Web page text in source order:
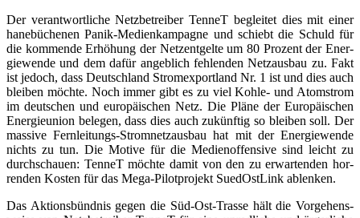
Der ver­ant­wort­li­che Netz­be­trei­ber Ten­neT beglei­tet dies mit einer
hane­bü­che­nen Panik-Medi­en­kam­pa­gne und schiebt die Schuld für
die kom­men­de Erhö­hung der Netz­ent­gel­te um 80 Pro­zent der Ener­
gie­wen­de und dem dafür angeb­lich feh­len­den Netz­aus­bau zu. Fakt
ist jedoch, dass Deutsch­land Strom­ex­port­land Nr. 1 ist und dies auch
blei­ben möch­te. Noch immer gibt es zu viel Koh­le- und Atom­strom
im deut­schen und euro­päi­schen Netz. Die Plä­ne der Euro­päi­schen
Ener­gie­uni­on bele­gen, dass dies auch zukünf­tig so blei­ben soll. Der
mas­si­ve Fern­lei­tungs-Strom­netz­aus­bau hat mit der Ener­gie­wen­de
nichts zu tun. Die Moti­ve für die Medi­en­of­fen­si­ve sind leicht zu
durch­schau­en: Ten­neT möch­te damit von den zu erwar­ten­den hor­
ren­den Kos­ten für das Mega-Pilot­pro­jekt Sued­Ost­Link ablenken.
Das Akti­ons­bünd­nis gegen die Süd-Ost-Tras­se hält die Vor­ge­hens­